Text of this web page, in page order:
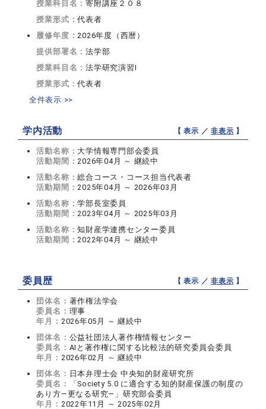
授業科目名：寄附講座２０８
授業形式：代表者
履修年度：2026年度（西暦）
提供部署名：法学部
授業科目名：法学研究演習I
授業形式：代表者
全件表示 >>
学内活動 【 表示 ／非表示 】
活動名称： 大学情報専門部会委員
活動期間：2026年04月 ～ 継続中
活動名称：総合コース・コース担当代表者
活動期間：2025年04月 ～ 2026年03月
活動名称：学部長室委員
活動期間：2023年04月 ～ 2025年03月
活動名称：知財産学連携センター委員
活動期間：2022年04月 ～ 継続中
委員歴 【 表示 ／非表示 】
団体名： 著作権法学会
委員名： 理事
年月： 2026年05月 ～ 継続中
団体名： 公益社団法人著作権情報センター
委員名： AIと著作権に関する比較法的研究委員会委員
年月： 2026年02月 ～ 継続中
団体名： 日本弁理士会 中央知的財産研究所
委員名：
「Society 5.0 に適合する知的財産保護の制度の
あり方―更なる研究―」研究部会委員
年月： 2022年11月 ～ 2025年02月